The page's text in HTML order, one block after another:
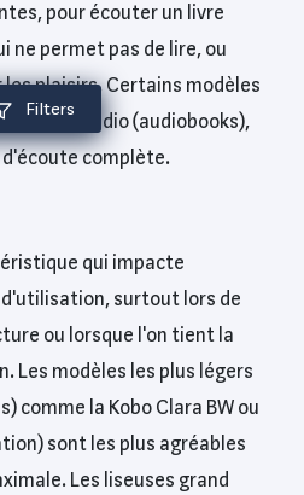
Filters
pour écouter un livre
ne permet pas de lire, ou
plaisirs. Certains modèles
livres audio (audiobooks),
complète.
qui impacte
surtout lors de
ou lorsque l'on tient la
Les modèles les plus légers
comme la Kobo Clara BW ou
sont les plus agréables
Les liseuses grand